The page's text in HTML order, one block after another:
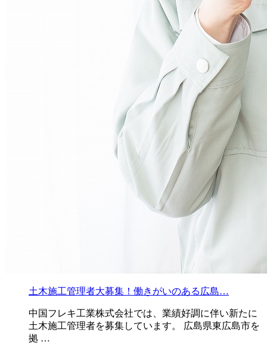
土木施工管理者大募集！働きがいのある広島…
中国フレキ工業株式会社では、業績好調に伴い新たに
土木施工管理者を募集しています。 広島県東広島市を
拠 …